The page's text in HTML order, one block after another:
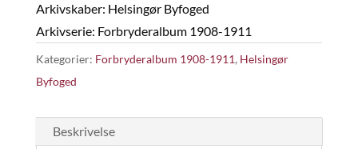
Arkivskaber: Helsingør Byfoged
Arkivserie: Forbryderalbum 1908-1911
Kategorier: Forbryderalbum 1908-1911, Helsingør
Byfoged
Beskrivelse